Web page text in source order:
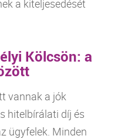
a kiteljesedését
Kölcsön: a
vannak a jók
hitelbírálati díj és
ügyfelek. Minden